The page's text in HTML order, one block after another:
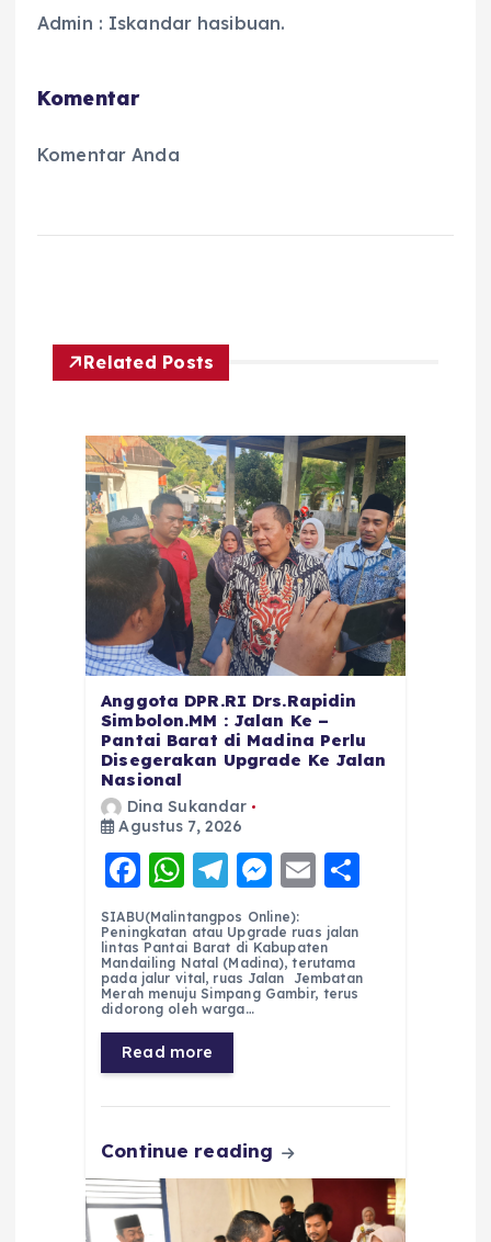
Admin : Iskandar hasibuan.
Komentar
Komentar Anda
Related Posts
Anggota DPR.RI Drs.Rapidin
Simbolon.MM : Jalan Ke –
Pantai Barat di Madina Perlu
Disegerakan Upgrade Ke Jalan
Nasional
Dina Sukandar
Agustus 7, 2026
F
a
c
e
b
o
o
k
W
h
a
ts
A
p
p
T
el
e
g
r
a
m
M
e
ss
e
n
E
ai
l
re
SIABU(Malintangpos Online):
Peningkatan atau Upgrade ruas jalan
lintas Pantai Barat di Kabupaten
Mandailing Natal (Madina), terutama
pada jalur vital, ruas Jalan Jembatan
Merah menuju Simpang Gambir, terus
didorong oleh warga…
Read more
Continue reading